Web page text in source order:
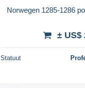
Norwegen 1285-1286
± US$
Statuut